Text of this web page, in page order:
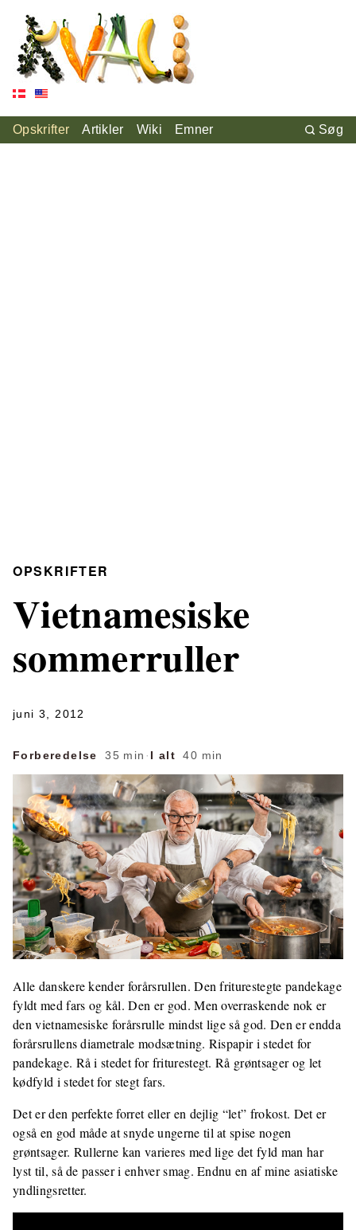
Opskrifter Artikler Wiki Emner Søg
OPSKRIFTER
Vietnamesiske
sommerruller
juni 3, 2012
Forberedelse 35 min · I alt 40 min
Alle danskere kender forårsrullen. Den friturestegte pandekage
fyldt med fars og kål. Den er god. Men overraskende nok er
den vietnamesiske forårsrulle mindst lige så god. Den er endda
forårsrullens diametrale modsætning. Rispapir i stedet for
pandekage. Rå i stedet for friturestegt. Rå grøntsager og let
kødfyld i stedet for stegt fars.
Det er den perfekte forret eller en dejlig “let” frokost. Det er
også en god måde at snyde ungerne til at spise nogen
grøntsager. Rullerne kan varieres med lige det fyld man har
lyst til, så de passer i enhver smag. Endnu en af mine asiatiske
yndlingsretter.